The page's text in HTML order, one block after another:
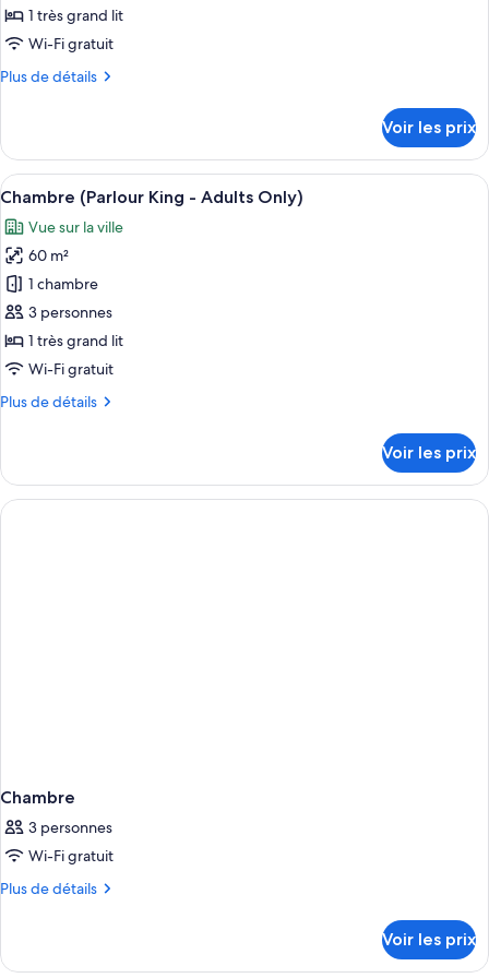
type
de
chambre :
Suite,
grand
lit
1 très grand lit
Wi-Fi gratuit
Plus de détails
Plus
le
type
de
Suite,
très
grand
lit
Voir les prix
Afficher
toutes
les
photos
pour
ce
type
de
chambre :
Chambre
-
Adults
Une chambre d’hôtel avec un
7
Chambre (Parlour King - Adults Only)
Vue sur la ville
60 m²
1 chambre
3 personnes
1 très grand lit
Wi-Fi gratuit
Plus de détails
Plus
le
type
de
Voir les prix
Chambre
3 personnes
Wi-Fi gratuit
Plus de détails
Plus
le
Voir les prix